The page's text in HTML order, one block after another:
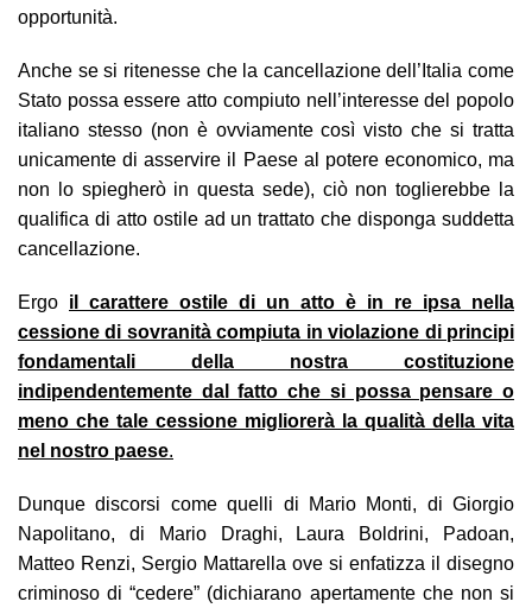
opportunità.
Anche se si ritenesse che la cancellazione dell’Italia come
Stato possa essere atto compiuto nell’interesse del popolo
italiano stesso (non è ovviamente così visto che si tratta
unicamente di asservire il Paese al potere economico, ma
non lo spiegherò in questa sede), ciò non toglierebbe la
qualifica di atto ostile ad un trattato che disponga suddetta
cancellazione.
Ergo il carattere ostile di un atto è in re ipsa nella
cessione di sovranità compiuta in violazione di principi
fondamentali della nostra costituzione
indipendentemente dal fatto che si possa pensare o
meno che tale cessione migliorerà la qualità della vita
nel nostro paese.
Dunque discorsi come quelli di Mario Monti, di Giorgio
Napolitano, di Mario Draghi, Laura Boldrini, Padoan,
Matteo Renzi, Sergio Mattarella ove si enfatizza il disegno
criminoso di “cedere” (dichiarano apertamente che non si